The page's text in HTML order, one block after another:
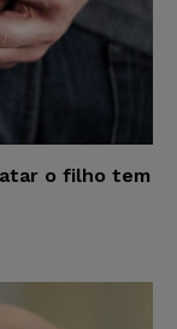
o filho tem